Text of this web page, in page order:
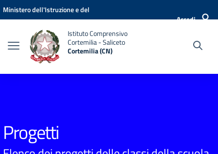
Vai ai contenuti
Vai al menu di navigazione
Vai al footer
Ministero dell'Istruzione e del
Accedi
Istituto Comprensivo
Cortemilia - Saliceto
Cortemilia (CN)
Progetti